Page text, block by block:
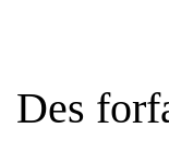
Des